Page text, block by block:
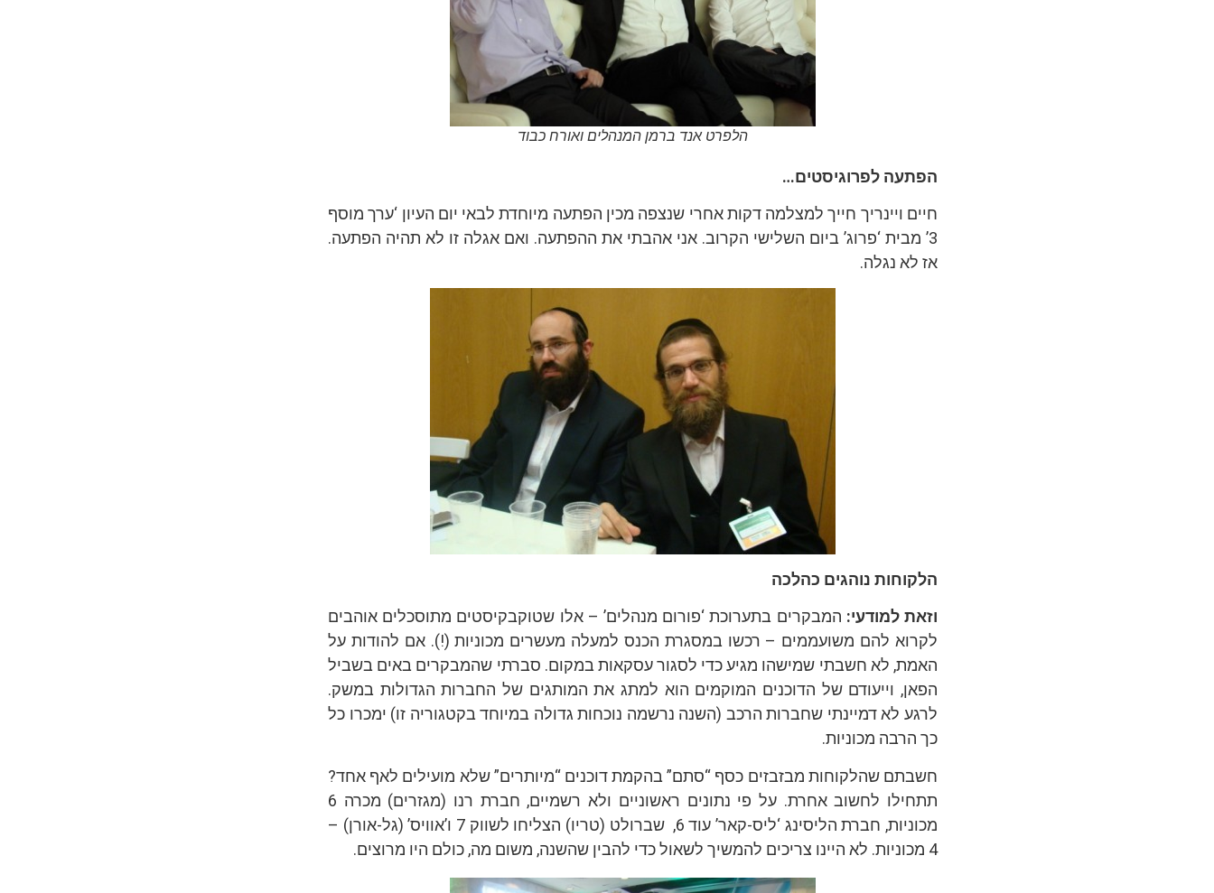
הלפרט אנד ברמן המנהלים ואורח כבוד
הפתעה לפרוגיסטים…
חיים ויינריך חייך למצלמה דקות אחרי שנצפה מכין הפתעה מיוחדת לבאי יום העיון ‘ערך מוסף
3’ מבית ‘פרוג’ ביום השלישי הקרוב. אני אהבתי את ההפתעה. ואם אגלה זו לא תהיה הפתעה.
אז לא נגלה.
הלקוחות נוהגים כהלכה
וזאת למודעי: המבקרים בתערוכת ‘פורום מנהלים’ – אלו שטוקבקיסטים מתוסכלים אוהבים
לקרוא להם משועממים – רכשו במסגרת הכנס למעלה מעשרים מכוניות (!). אם להודות על
האמת, לא חשבתי שמישהו מגיע כדי לסגור עסקאות במקום. סברתי שהמבקרים באים בשביל
הפאן, וייעודם של הדוכנים המוקמים הוא למתג את המותגים של החברות הגדולות במשק.
לרגע לא דמיינתי שחברות הרכב (השנה נרשמה נוכחות גדולה במיוחד בקטגוריה זו) ימכרו כל
כך הרבה מכוניות.
חשבתם שהלקוחות מבזבזים כסף “סתם” בהקמת דוכנים “מיותרים” שלא מועילים לאף אחד?
תתחילו לחשוב אחרת. על פי נתונים ראשוניים ולא רשמיים, חברת רנו (מגזרים) מכרה 6
מכוניות, חברת הליסינג ‘ליס-קאר’ עוד 6, שברולט (טריו) הצליחו לשווק 7 ו’אוויס’ (גל-אורן) –
4 מכוניות. לא היינו צריכים להמשיך לשאול כדי להבין שהשנה, משום מה, כולם היו מרוצים.